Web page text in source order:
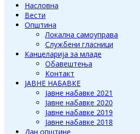
Насловна
Вести
Општина
Локална самоуправа
Службени гласници
Канцеларија за младе
Обавештења
Контакт
ЈАВНЕ НАБАВКЕ
Јавне набавке 2021
Јавне набавке 2020
Јавне набавке 2019
Јавне набавке 2018
Дан општине